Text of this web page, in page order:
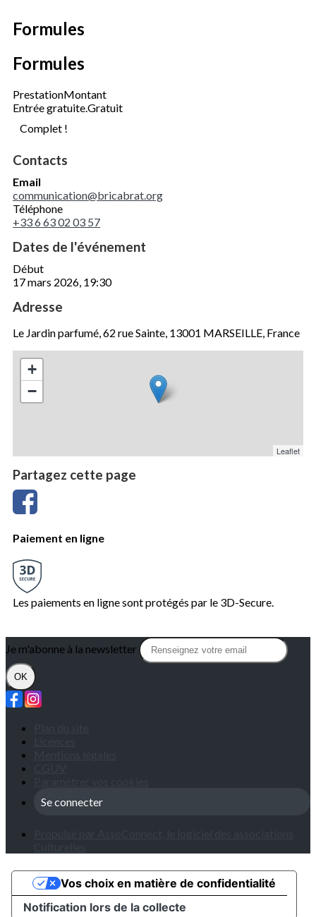
Formules
Formules
PrestationMontant
Entrée gratuite.Gratuit
Complet !
Contacts
Email
communication@bricabrat.org
Téléphone
+33 6 63 02 03 57
Dates de l'événement
Début
17 mars 2026, 19:30
Adresse
Le Jardin parfumé, 62 rue Sainte, 13001 MARSEILLE, France
+
−
Leaflet
Partagez cette page
Paiement en ligne
Les paiements en ligne sont protégés par le 3D-Secure.
Je m'abonne à la newsletter
OK
Se connecter
Notification lors de la collecte
Vos choix en matière de confidentialité